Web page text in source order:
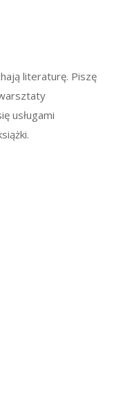
literaturę. Piszę
usługami